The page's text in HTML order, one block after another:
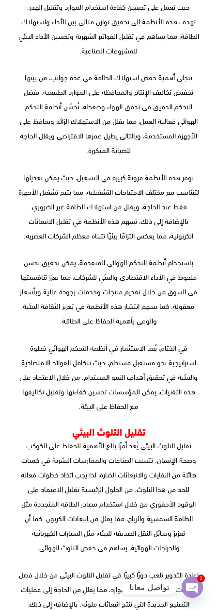
حيث تعمل على تحسين كفاءة استخدام الموارد وتقليل الهدر.
تهدف هذه الأنظمة إلى تحقيق توازن مثالي بين الأداء واستهلاك
الطاقة، مما يساهم في تقليل الفواتير الشهرية وتحسين الأداء البيئي
للمشروعات الصناعية.
تتجلى أهمية خفض استهلاك الطاقة في عدة جوانب، من بينها
تخفيض تكاليف الإنتاج والمحافظة على الموارد الطبيعية. بفضل
التحكم الدقيق في تدفق الهواء وضغطه، تُحسّن أنظمة التحكم
الهوائي فعالية العمل، مما يقلل من الاستهلاك الزائد ويحافظ على
الأجهزة المستخدمة، وبالتالي يطيل عمرها الافتراضي ويقلل الحاجة
للصيانة المتكررة.
توفر هذه الأنظمة مرونة كبيرة في التشغيل، حيث يمكن تعديلها
لتتناسب مع مختلف الاحتياجات التشغيلية، مما يتيح تشغيل الأجهزة
فقط عند الحاجة، ويقلل من استهلاك الطاقة غير الضروري.
بالإضافة إلى ذلك، تسهم هذه الأنظمة في تقليل الانبعاثات
الكربونية، مما يعكس التزامًا بيئيًا تتبناه معظم الشركات العصرية.
باستخدام أنظمة التحكم الهوائي المتقدمة، يمكن تحقيق تحسن
ملحوظ في الأداء الاقتصادي والبيئي للشركات، مما يعزز تنافسيتها
في السوق من خلال تقديم منتجات وخدمات بجودة عالية وبأسعار
معقولة. كما يسهم انتشار هذه الأنظمة في تعزيز الثقافة البيئية
والوعي بأهمية الحفاظ على الطاقة.
في الختام، يُعد الاستثمار في أنظمة التحكم الهوائي خطوة
استراتيجية نحو مستقبل مستدام، حيث تتكامل الفوائد الاقتصادية
والبيئية في تحقيق أهداف النمو المستدام. من خلال الاعتماد على
هذه التقنيات، يمكن للمؤسسات تحسين كفاءتها وتقليل تكاليفها
مع الحفاظ على البيئة.
تقليل التلوث البيئي
تقليل التلوث البيئي يُعد أمرًا بالغ الأهمية للحفاظ على الكوكب
وصحة الإنسان. تتسبب الصناعات والممارسات البشرية في كميات
هائلة من النفايات والانبعاثات الضارة، لذا يجب اتخاذ خطوات فعالة
للحد من هذا التلوث. من الحلول الرئيسية تقليل الاعتماد على
الوقود الأحفوري من خلال استخدام مصادر الطاقة المتجددة مثل
الطاقة الشمسية والرياح، مما يقلل من انبعاثات الكربون. كما أن
تعزيز وسائل النقل الصديقة للبيئة، مثل السيارات الكهربائية
والدراجات الهوائية، يساهم في خفض التلوث الهوائي.
إعادة التدوير تلعب دورًا كبيرًا في تقليل التلوث البيئي من خلال فصل
النفايات وإعادة استخدام الموارد، مما يقلل من الحاجة إلى عمليات
التصنيع الجديدة التي تنتج انبعاثات ملوثة. بالإضافة إلى ذلك،
تواصل معانا
Open
chaty
3